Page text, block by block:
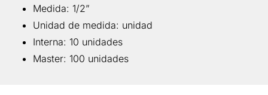
Medida: 1/2”
Unidad de medida: unidad
Interna: 10 unidades
Master: 100 unidades